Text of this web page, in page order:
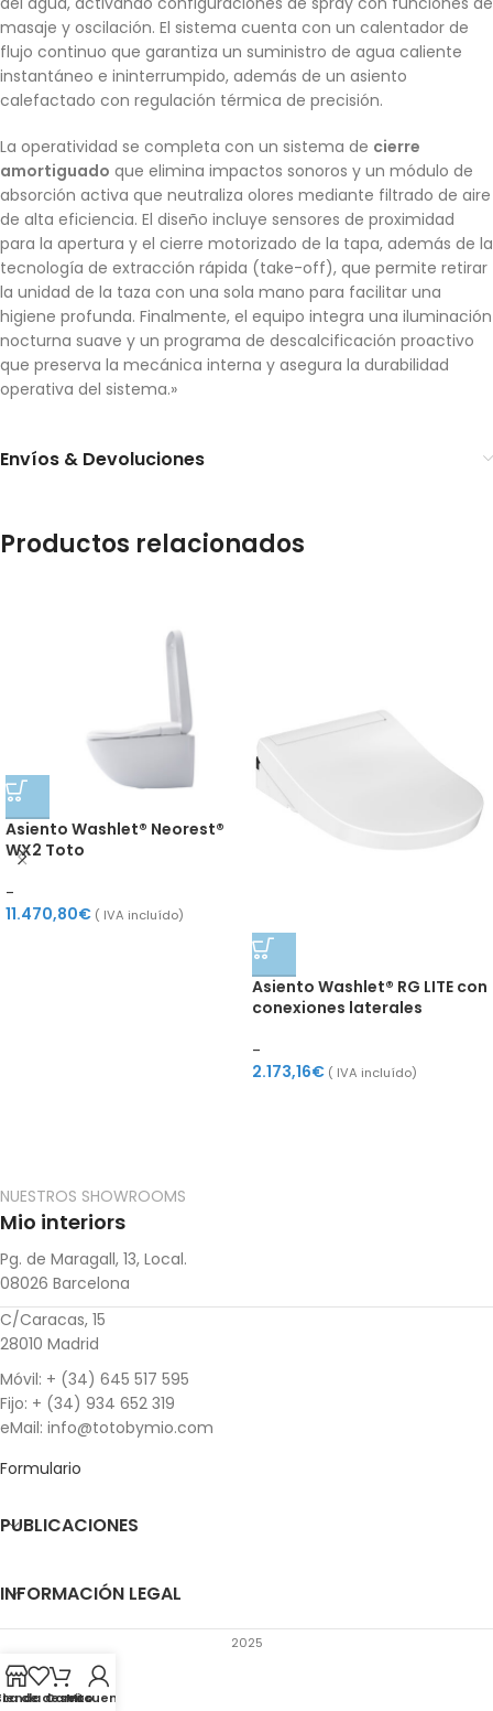
masaje y oscilación. El sistema cuenta con un calentador de
flujo continuo que garantiza un suministro de agua caliente
instantáneo e ininterrumpido, además de un asiento
calefactado con regulación térmica de precisión.
La operatividad se completa con un sistema de cierre
amortiguado que elimina impactos sonoros y un módulo de
absorción activa que neutraliza olores mediante filtrado de aire
de alta eficiencia. El diseño incluye sensores de proximidad
para la apertura y el cierre motorizado de la tapa, además de la
tecnología de extracción rápida (take-off), que permite retirar
la unidad de la taza con una sola mano para facilitar una
higiene profunda. Finalmente, el equipo integra una iluminación
nocturna suave y un programa de descalcificación proactivo
que preserva la mecánica interna y asegura la durabilidad
operativa del sistema.»
Envíos & Devoluciones
Productos relacionados
Asiento Washlet® Neorest®
WX2 Toto
-
11.470,80€ ( IVA incluído)
Asiento Washlet® RG LITE con
conexiones laterales
-
2.173,16€ ( IVA incluído)
NUESTROS SHOWROOMS
Mio interiors
Pg. de Maragall, 13, Local.
08026 Barcelona
C/Caracas, 15
28010 Madrid
Móvil: + (34) 645 517 595
Fijo: + (34) 934 652 319
eMail: info@totobymio.com
Formulario
PUBLICACIONES
INFORMACIÓN LEGAL
2025
de deseos
Carrito
Mi cuenta